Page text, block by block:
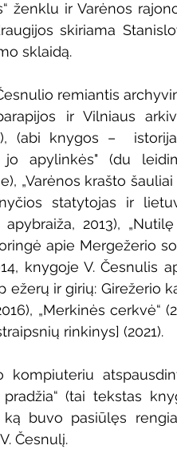
ženklu ir Varėnos
skiriama
sklaidą.
remiantis
ir Vilniaus
(abi knygos –
jo apylinkės" (du
„Varėnos krašto
statytojas ir
apybraiža, 2013),
apie Mergežerio
knygoje V. Česnulis
ežerų ir girių: Girežerio
„Merkinės cerkvė“
rinkinys] (2021).
kompiuteriu
pradžia“ (tai tekstas
buvo pasiūlęs
Česnulį.